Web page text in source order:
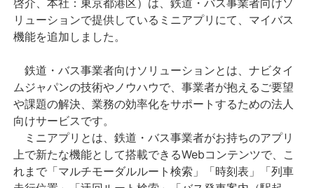
English
啓介、本社：東京都港区）は、鉄道・バス事業者向けソ
リューションで提供しているミニアプリにて、マイバス
機能を追加しました。
鉄道・バス事業者向けソリューションとは、ナビタイ
ムジャパンの技術やノウハウで、事業者が抱えるご要望
や課題の解決、業務の効率化をサポートするための法人
向けサービスです。
ミニアプリとは、鉄道・バス事業者がお持ちのアプリ
上で新たな機能として搭載できるWebコンテンツで、こ
れまで「マルチモーダルルート検索」「時刻表」「列車